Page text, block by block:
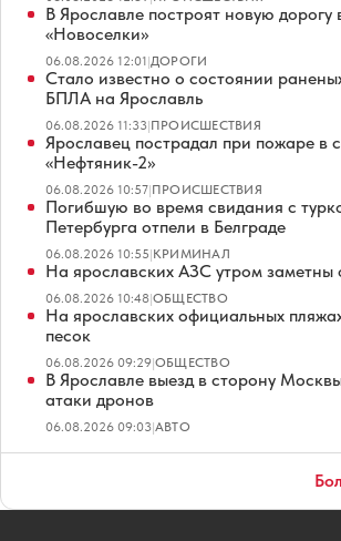
В Ярославле построят новую дорогу
«Новоселки»
06.08.2026 12:01|ДОРОГИ
Стало известно о состоянии
БПЛА на Ярославль
06.08.2026 11:33|ПРОИСШЕСТВИЯ
Ярославец пострадал при пожаре в
«Нефтяник-2»
06.08.2026 10:57|ПРОИСШЕСТВИЯ
Погибшую во время свидания с
Петербурга отпели в Белграде
06.08.2026 10:55|КРИМИНАЛ
На ярославских АЗС утром заметны
06.08.2026 10:48|ОБЩЕСТВО
На ярославских официальных
песок
06.08.2026 09:29|ОБЩЕСТВО
В Ярославле выезд в сторону
атаки дронов
06.08.2026 09:03|АВТО